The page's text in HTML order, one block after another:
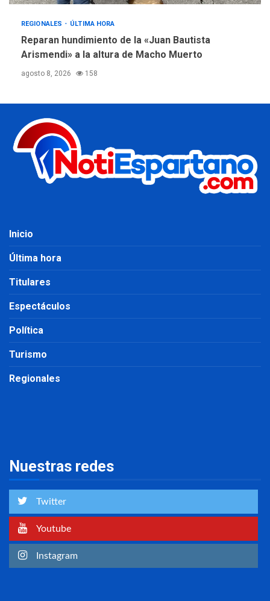
REGIONALES ÚLTIMA HORA
Reparan hundimiento de la «Juan Bautista
Arismendi» a la altura de Macho Muerto
agosto 8, 2026 158
Inicio
Última hora
Titulares
Espectáculos
Política
Turismo
Regionales
Nuestras redes
Twitter
Youtube
Instagram